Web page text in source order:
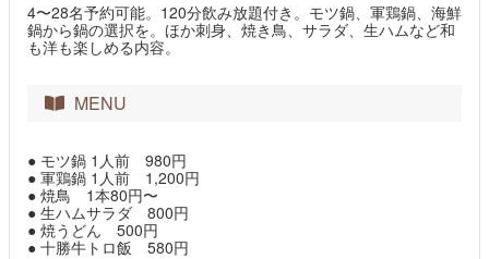
4〜28名予約可能。120分飲み放題付き。モツ鍋、軍鶏鍋、海鮮
鍋から鍋の選択を。ほか刺身、焼き鳥、サラダ、生ハムなど和
も洋も楽しめる内容。
MENU
● モツ鍋 1人前 980円
● 軍鶏鍋 1人前 1,200円
● 焼鳥 1本80円〜
● 生ハムサラダ 800円
● 焼うどん 500円
● 十勝牛トロ飯 580円